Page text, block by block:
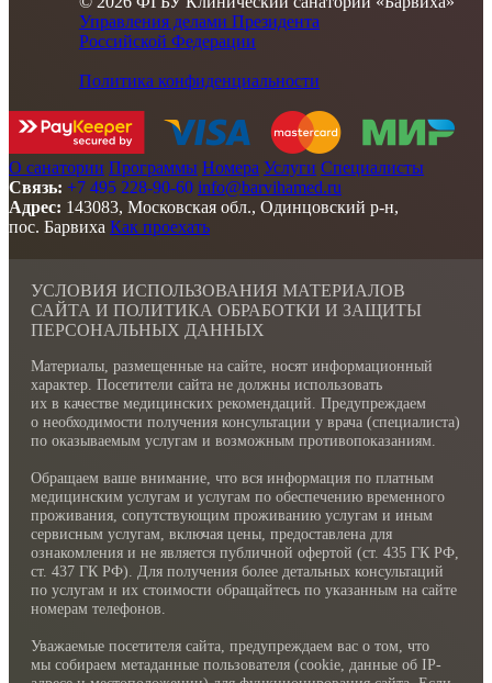
Управления делами Президента
Российской Федерации
Политика конфиденциальности
О санатории Программы Номера Услуги Специалисты
Связь: +7 495 228-90-60 info@barvihamed.ru
Адрес: 143083, Московская обл., Одинцовский р-н,
пос. Барвиха Как проехать
УСЛОВИЯ ИСПОЛЬЗОВАНИЯ МАТЕРИАЛОВ
САЙТА И ПОЛИТИКА ОБРАБОТКИ И ЗАЩИТЫ
ПЕРСОНАЛЬНЫХ ДАННЫХ
Материалы, размещенные на сайте, носят информационный
характер. Посетители сайта не должны использовать
их в качестве медицинских рекомендаций. Предупреждаем
о необходимости получения консультации у врача (специалиста)
по оказываемым услугам и возможным противопоказаниям.
Обращаем ваше внимание, что вся информация по платным
медицинским услугам и услугам по обеспечению временного
проживания, сопутствующим проживанию услугам и иным
сервисным услугам, включая цены, предоставлена для
ознакомления и не является публичной офертой (ст. 435 ГК РФ,
cт. 437 ГК РФ). Для получения более детальных консультаций
по услугам и их стоимости обращайтесь по указанным на сайте
номерам телефонов.
Уважаемые посетителя сайта, предупреждаем вас о том, что
мы собираем метаданные пользователя (cookie, данные об IP-